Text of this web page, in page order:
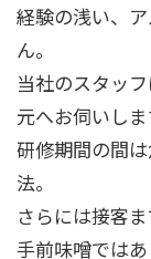
経験の浅い、
ん。
当社のスタッ
元へお伺いしま
研修期間の間
法。
さらには接客
手前味噌では